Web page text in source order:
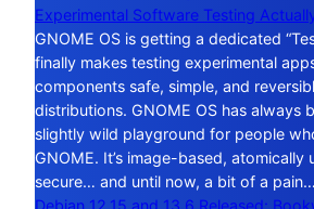
Experimental Software Testing
GNOME OS is getting a dedicated
finally makes testing experimental
components safe, simple, and
distributions. GNOME OS has always
slightly wild playground for people
GNOME. It’s image-based, atomically
secure… and until now, a bit of a
Debian 12.15 and 13.6 Released: